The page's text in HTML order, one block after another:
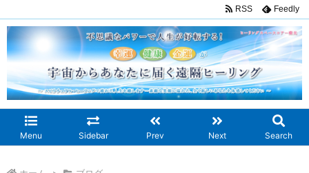
Menu Sidebar Prev Next Search
RSS Feedly